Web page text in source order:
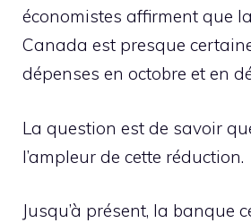
économistes affirment que
Canada est presque
dépenses en octobre et en
La question est de savoir
l’ampleur de cette réduction.
Jusqu’à présent, la banque